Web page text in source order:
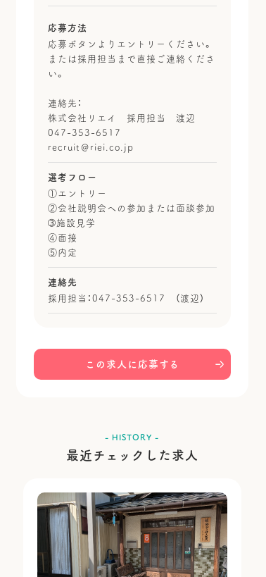
応募方法
応募ボタンよりエントリーください。
または採用担当まで直接ご連絡くださ
い。
連絡先：
株式会社リエイ 採用担当 渡辺
047-353-6517
recruit＠riei.co.jp
選考フロー
①エントリー
②会社説明会への参加または面談参加
➂施設見学
④面接
⑤内定
連絡先
採用担当：047-353-6517 （渡辺）
この求人に応募する
- HISTORY -
最近チェックした求人